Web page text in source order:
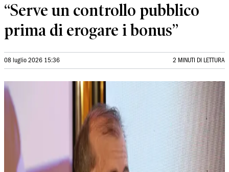
“Serve un controllo pubblico
prima di erogare i bonus”
08 luglio 2026 15:36 2 MINUTI DI LETTURA